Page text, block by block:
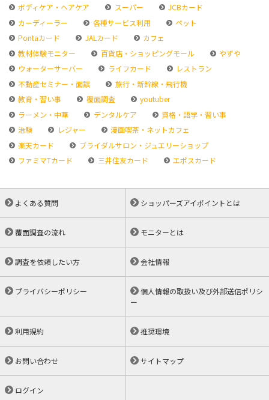
ボディケア・ヘアケア
スーパー
JCBカード
カーディーラー
各種サービス利用
ペット
Pontaカード
JALカード
カフェ
教材体験モニター
百貨店・ショッピングモール
やずや
ウォーターサーバー
ライフカード
レストラン
不動産セミナー・面談
旅行・新幹線・飛行機
教育・習い事
覆面調査
youtuber
ラーメン・中華
デンタルケア
資格・語学・習い事
治験
レジャー
漫画喫茶・ネットカフェ
楽天カード
ブライダルサロン・ジュエリーショップ
ファミマTカード
三井住友カード エポスカード
よくある質問 ショッパーズアイポイントとは
覆面調査の流れ モニターとは
調査を依頼したい方 会社情報
プライバシーポリシー
個人情報の取扱い及び外部送信ポリシ
ー
利用規約 推奨環境
お問い合わせ サイトマップ
ログイン